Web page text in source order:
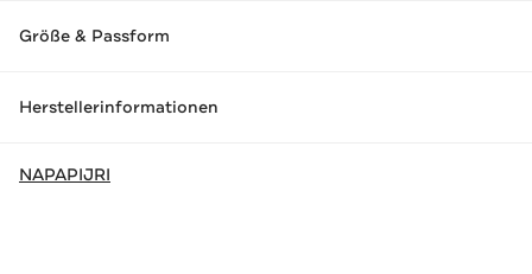
Größe & Passform
Herstellerinformationen
NAPAPIJRI